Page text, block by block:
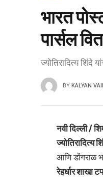
भारत
पार्सल
ज्योतिरादित्य शिंदे
BY KALYAN
नवी दिल्ली /
ज्योतिरादित्य
आणि डोंगराळ
रेहर्धार शाखा